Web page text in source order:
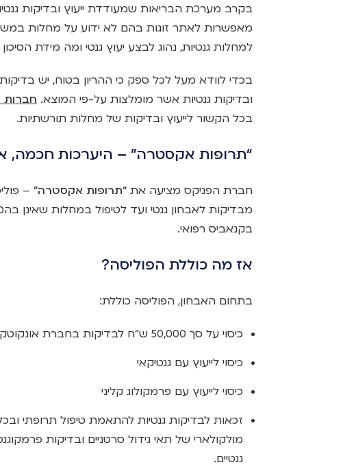
בקרב מערכת הבריאות שמעודדת ייעוץ ובדיקות
מאפשרות לאתר זוגות בהם לא ידוע על מחלות
למחלות גנטיות, נהוג לבצע יעוץ גנטי ומה מידת
בכדי לוודא מעל לכל ספק כי ההריון בטוח, יש
ובדיקות גנטיות אשר מומלצות על-פי המוצא. חברות
בכל הקשור לייעוץ ובדיקות של מחלות תורשתיות.
“תרופות אקסטרה” – היערכות חכמה,
חברת הפניקס מציעה את “תרופות אקסטרה” –
מבדיקות לאבחון גנטי ועד לטיפול במחלות שאינן
בקנאביס רפואי.
אז מה כוללת הפוליסה?
בתחום האבחון, הפוליסה כוללת:
כיסוי על סך 50,000 ש”ח לבדיקות בחברת אונקוטקסט טבע – סכום ביטוח מהגבוהים בשוק (!)
כיסוי לייעוץ עם גנטיקאי
כיסוי לייעוץ עם פרמקולוג קליני
זכאות לבדיקות גנטיות להתאמת טיפול תרופתי
מולקולארי של תאי גידול סרטניים ובדיקות
גנטיים.